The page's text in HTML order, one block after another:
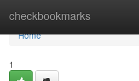
checkbookmarks
Home
Home
1